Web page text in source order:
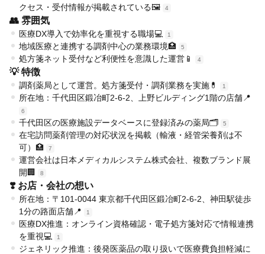
クセス・受付情報が掲載されている🖼️
4
👥 雰囲気
医療DX導入で効率化を重視する職場💻 1
地域医療と連携する調剤中心の業務環境🏥 5
処方箋ネット受付など利便性を意識した運営📱 4
💡 特徴
調剤薬局として運営。処方箋受付・調剤業務を実施💊 1
所在地：千代田区鍛冶町2-6-2、上野ビルディング1階の店舗📍
6
千代田区の医療施設データベースに登録済みの薬局🗂️ 5
在宅訪問薬剤管理の対応状況を掲載（輸液・経管栄養剤は不
可）🏥
7
運営会社は日本メディカルシステム株式会社、複数ブランド展
開🏢
8
❣️ お店・会社の想い
所在地：〒101-0044 東京都千代田区鍛冶町2-6-2、神田駅徒歩
1分の路面店舗📍
1
医療DX推進：オンライン資格確認・電子処方箋対応で情報連携
を重視💻
1
ジェネリック推進：後発医薬品の取り扱いで医療費負担軽減に